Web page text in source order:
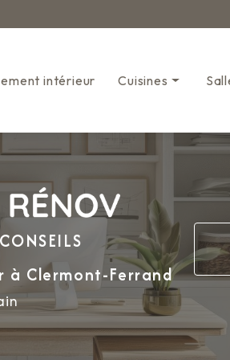
intérieur Cuisines
Cuisines
à Clermont-Ferrand